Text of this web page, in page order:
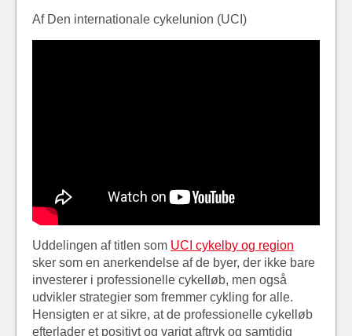
Af Den internationale cykelunion (UCI)
Uddelingen af titlen som UCI cykelby og region
sker som en anerkendelse af de byer, der ikke bare
investerer i professionelle cykelløb, men også
udvikler strategier som fremmer cykling for alle.
Hensigten er at sikre, at de professionelle cykelløb
efterlader et positivt og varigt aftryk og samtidig